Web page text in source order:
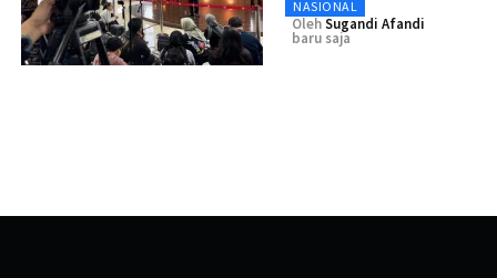
NASIONAL
OlehSugandi Afandi
baru saja